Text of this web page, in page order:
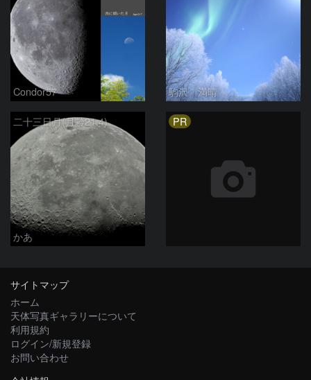
Condor57 駒沢 満晴
二十三日月(月齢21.4)
かあ
PR
サイトマップ
ホーム
天体写真ギャラリーについて
利用規約
ログイン/新規登録
お問い合わせ